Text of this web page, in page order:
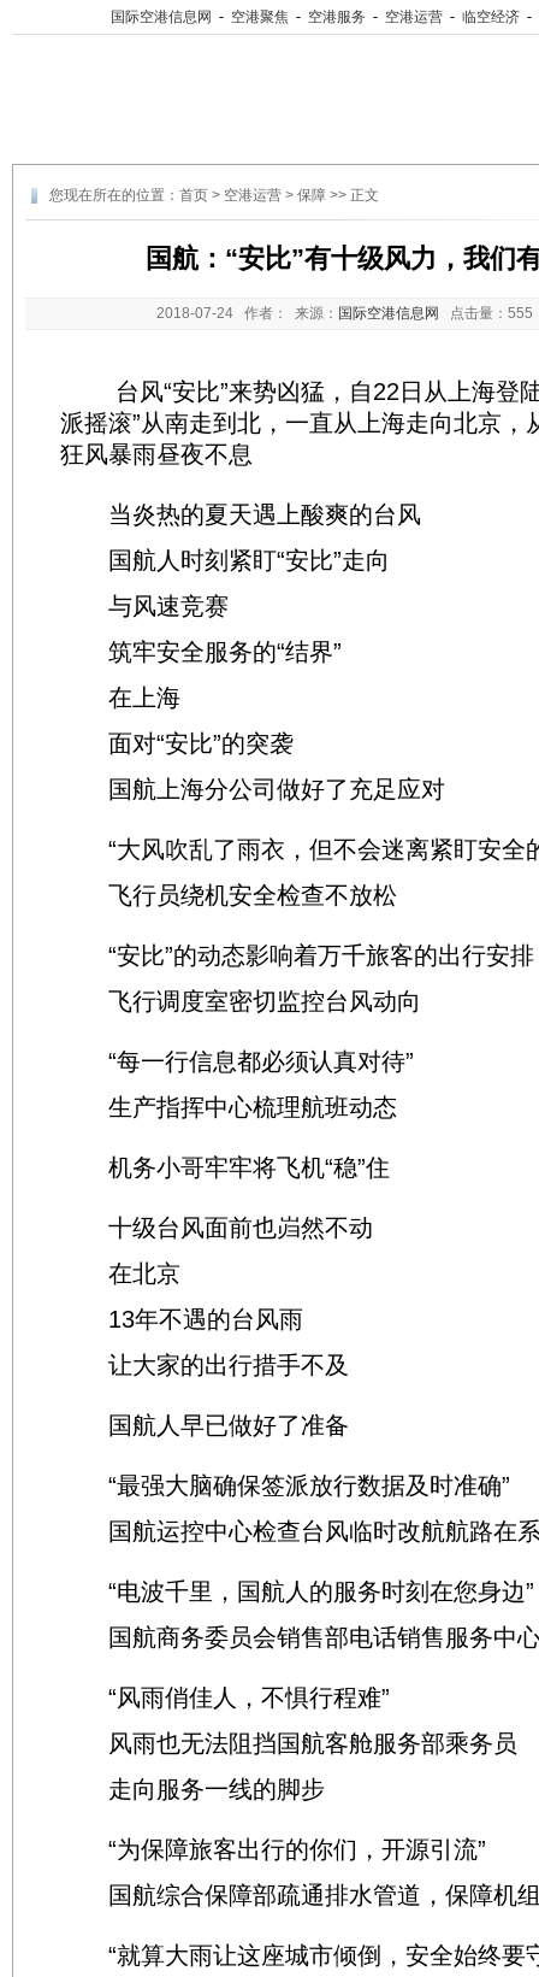
国际空港信息网 - 空港聚焦 - 空港服务 - 空港运营 - 临空经济 -
您现在所在的位置： 首页 > 空港运营 > 保障 >> 正文
国航：“安比”有十级风力，我们
2018-07-24 作者： 来源： 国际空港信息网 点击量：
台风“安比”来势凶猛，自22日从上海登
派摇滚”从南走到北，一直从上海走向北京，
狂风暴雨昼夜不息
当炎热的夏天遇上酸爽的台风
国航人时刻紧盯“安比”走向
与风速竞赛
筑牢安全服务的“结界”
在上海
面对“安比”的突袭
国航上海分公司做好了充足应对
“大风吹乱了雨衣，但不会迷离紧盯安全
飞行员绕机安全检查不放松
“安比”的动态影响着万千旅客的出行安排
飞行调度室密切监控台风动向
“每一行信息都必须认真对待”
生产指挥中心梳理航班动态
机务小哥牢牢将飞机“稳”住
十级台风面前也岿然不动
在北京
13年不遇的台风雨
让大家的出行措手不及
国航人早已做好了准备
“最强大脑确保签派放行数据及时准确”
国航运控中心检查台风临时改航航路在
“电波千里，国航人的服务时刻在您身边”
国航商务委员会销售部电话销售服务中
“风雨俏佳人，不惧行程难”
风雨也无法阻挡国航客舱服务部乘务员
走向服务一线的脚步
“为保障旅客出行的你们，开源引流”
国航综合保障部疏通排水管道，保障机
“就算大雨让这座城市倾倒，安全始终要